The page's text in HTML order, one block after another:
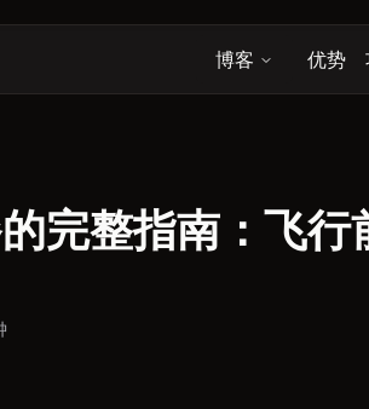
博客 优势
完整指南：飞行